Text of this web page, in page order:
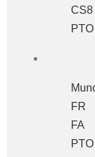
CS8
PTO
FR
FA
PTO